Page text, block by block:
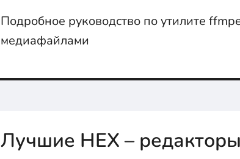
Подробное руководство по утилите
медиафайлами
Лучшие HEX –